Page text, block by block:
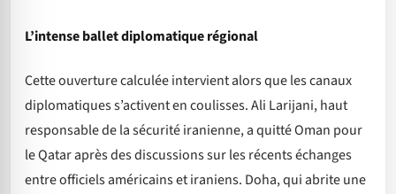
L’intense ballet diplomatique régional
Cette ouverture calculée intervient alors que les canaux
diplomatiques s’activent en coulisses. Ali Larijani, haut
responsable de la sécurité iranienne, a quitté Oman pour
le Qatar après des discussions sur les récents échanges
entre officiels américains et iraniens. Doha, qui abrite une